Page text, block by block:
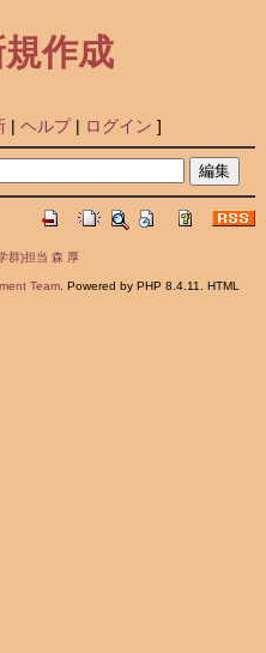
作成
| ヘルプ| ログイン ]
群)担当 森 厚
Team. Powered by PHP 8.4.11. HTML